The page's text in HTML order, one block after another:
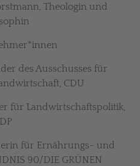
Theologin und
des Ausschusses für
CDU
für Landwirtschaftspolitik,
für Ernährungs- und
90/DIE GRÜNEN